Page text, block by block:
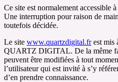
Ce site est normalement accessible
Une interruption pour raison de
toutefois décidée.
Le site www.quartzdigital.frest mis
QUARTZ DIGITAL. De la même
peuvent être modifiées à tout
l’utilisateur qui est invité à s’y
d’en prendre connaissance.